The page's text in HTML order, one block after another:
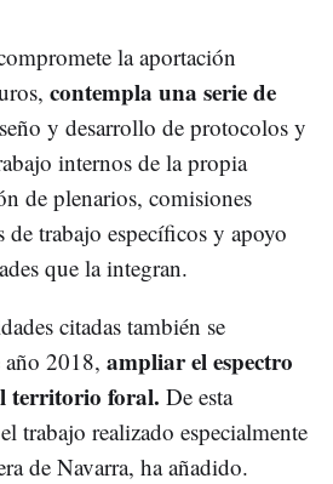
la aportación
contempla una serie de
y desarrollo de protocolos y
internos de la propia
de plenarios, comisiones
de trabajo específicos y apoyo
que la integran.
citadas también se
año 2018, ampliar el espectro
territorio foral. De esta
trabajo realizado especialmente
de Navarra, ha añadido.